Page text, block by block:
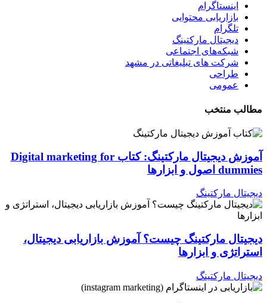
اینستاگرام
بازاریابی محتوایی
تلگرام
دیجیتال مارکتینگ
شبکه‌های اجتماعی
شرکت های تبلیغاتی در مشهد
طراحی
عمومی
مطالب منتخب
آموزش دیجیتال مارکتینگ: کتاب Digital marketing for
dummies اصول و ابزارها
دیجیتال مارکتینگ
دیجیتال مارکتینگ چیست؟ آموزش بازاریابی دیجیتال،
استراتژی و ابزارها
دیجیتال مارکتینگ